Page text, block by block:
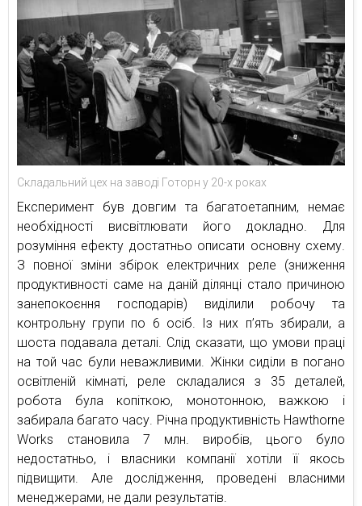
Складальний цех на заводі Готорн у 20-х роках
Експеримент був довгим та багатоетапним, немає
необхідності висвітлювати його докладно. Для
розуміння ефекту достатньо описати основну схему.
З повної зміни збірок електричних реле (зниження
продуктивності саме на даній ділянці стало причиною
занепокоєння господарів) виділили робочу та
контрольну групи по 6 осіб. Із них п’ять збирали, а
шоста подавала деталі. Слід сказати, що умови праці
на той час були неважливими. Жінки сиділи в погано
освітленій кімнаті, реле складалися з 35 деталей,
робота була копіткою, монотонною, важкою і
забирала багато часу. Річна продуктивність Hawthorne
Works становила 7 млн. виробів, цього було
недостатньо, і власники компанії хотіли її якось
підвищити. Але дослідження, проведені власними
менеджерами, не дали результатів.